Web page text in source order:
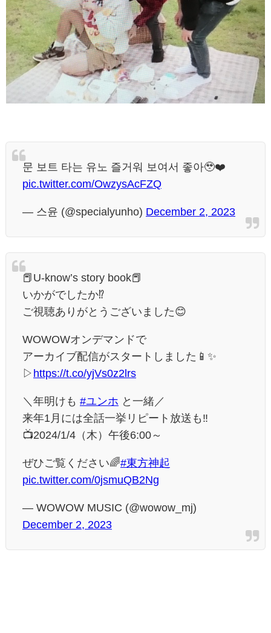
문 보트 타는 유노 즐거워 보여서 좋아🥹❤️
pic.twitter.com/OwzysAcFZQ
— 스윤 (@specialyunho) December 2, 2023
📕U-know’s story book📕
いかがでしたか⁉
ご視聴ありがとうございました😊
WOWOWオンデマンドで
アーカイブ配信がスタートしました📱✨
▷ https://t.co/yjVs0z2lrs
＼年明けも #ユンホ と一緒／
来年1月には全話一挙リピート放送も‼
📺2024/1/4（木）午後6:00～
ぜひご覧ください🌈#東方神起
pic.twitter.com/0jsmuQB2Ng
— WOWOW MUSIC (@wowow_mj)
December 2, 2023